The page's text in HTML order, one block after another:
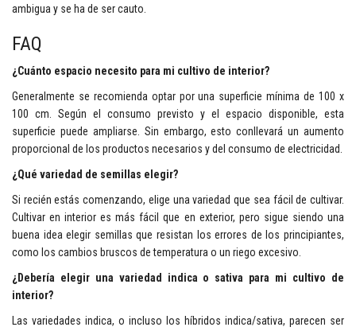
ambigua y se ha de ser cauto.
FAQ
¿Cuánto espacio necesito para mi cultivo de interior?
Generalmente se recomienda optar por una superficie mínima de 100 x
100 cm. Según el consumo previsto y el espacio disponible, esta
superficie puede ampliarse. Sin embargo, esto conllevará un aumento
proporcional de los productos necesarios y del consumo de electricidad.
¿Qué variedad de semillas elegir?
Si recién estás comenzando, elige una variedad que sea fácil de cultivar.
Cultivar en interior es más fácil que en exterior, pero sigue siendo una
buena idea elegir semillas que resistan los errores de los principiantes,
como los cambios bruscos de temperatura o un riego excesivo.
¿Debería elegir una variedad indica o sativa para mi cultivo de
interior?
Las variedades indica, o incluso los híbridos indica/sativa, parecen ser